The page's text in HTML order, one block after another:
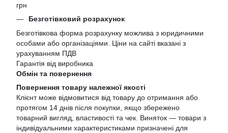
грн
Безготівковий розрахунок
Безготівкова форма розрахунку можлива з юридичними
особами або організаціями. Ціни на сайті вказані з
урахуванням ПДВ
Гарантія від виробника
Обмін та повернення
Повернення товару належної якості
Клієнт може відмовитися від товару до отримання або
протягом 14 днів після покупки, якщо збережено
товарний вигляд, властивості та чек. Виняток — товари з
індивідуальними характеристиками призначені для